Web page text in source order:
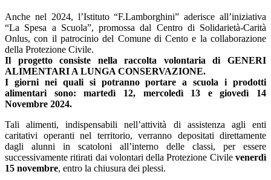
Anche nel 2024, l’Istituto “F.Lamborghini” aderisce all’iniziativa
“La Spesa a Scuola”, promossa dal Centro di Solidarietà-Carità
Onlus, con il patrocinio del Comune di Cento e la collaborazione
della Protezione Civile.
Il progetto consiste nella raccolta volontaria di GENERI
ALIMENTARI A LUNGA CONSERVAZIONE.
I giorni nei quali si potranno portare a scuola i prodotti
alimentari sono: martedì 12, mercoledì 13 e giovedì 14
Novembre 2024.
Tali alimenti, indispensabili nell’attività di assistenza agli enti
caritativi operanti nel territorio, verranno depositati direttamente
dagli alunni in scatoloni all’interno delle classi, per essere
successivamente ritirati dai volontari della Protezione Civile venerdì
15 novembre, entro la chiusura dei plessi.